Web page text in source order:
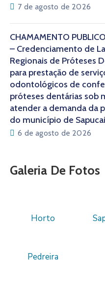
7 de agosto de 2026
CHAMAMENTO
– Credenciamento de
Regionais de Próteses
para prestação de
odontológicos de
próteses dentárias sob
atender a demanda da
do município de
6 de agosto de 2026
Galeria De Fotos
Horto
Pedreira